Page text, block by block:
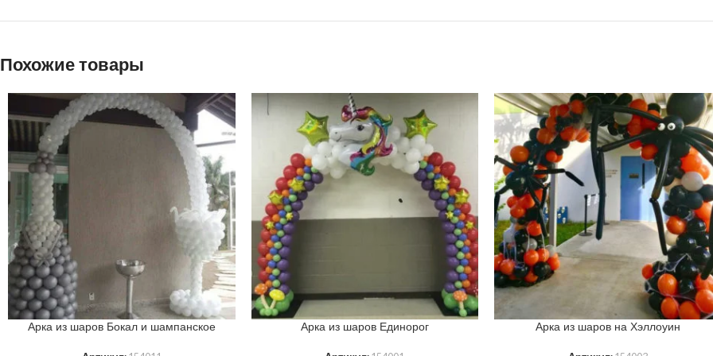
Похожие товары
Арка из шаров Бокал и шампанское Арка из шаров Единорог Арка из шаров на Хэллоуин